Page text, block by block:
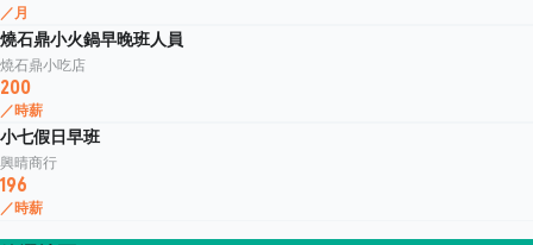
／月
燒石鼎小火鍋早晚班人員
燒石鼎小吃店
200
／時薪
小七假日早班
興晴商行
196
／時薪